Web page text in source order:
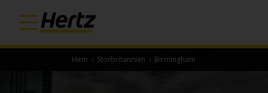
Hem › Storbritannien › Birmingham